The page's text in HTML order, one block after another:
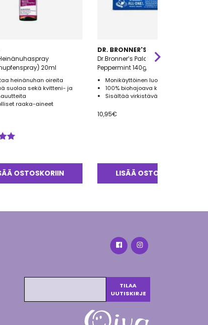
20ml
heinänuhan oireita
suolaa sekä kvitteni- ja
raaka-aineet
OSTOSKORIIN
DR. BRONNER'S
Dr.Bronner’s Palasaippua
Peppermint 140g
Monikäyttöinen luomu palasaippua
100% biohajoava kääre
Sisältää virkistävää piparminttua
10,95€
LISÄÄ OSTOSKORIIN